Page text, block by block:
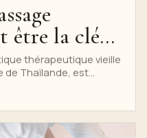
être la clé
et
le bien-
thérapeutique vieille
de Thaïlande, est
sa capacité à...